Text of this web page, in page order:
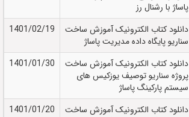
پاساژ با رشنال رز
دانلود کتاب الکترونيک آموزش ساخت
سناریو پایگاه داده مدیریت پاساژ
1401/02/19
دانلود کتاب الکترونيک آموزش ساخت
پروژه سناریو توصیف یوزکیس های
سیستم پارکینگ پاساژ
1401/01/30
دانلود کتاب الکترونيک آموزش ساخت
1401/01/20